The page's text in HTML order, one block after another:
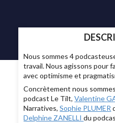
Nous sommes 4
travail. Nous agissons pour
avec optimisme et
Concrètement nous
podcast Le Tilt,Valentine
Narratives,Sophie PLUMER
Delphine ZANELLIdu